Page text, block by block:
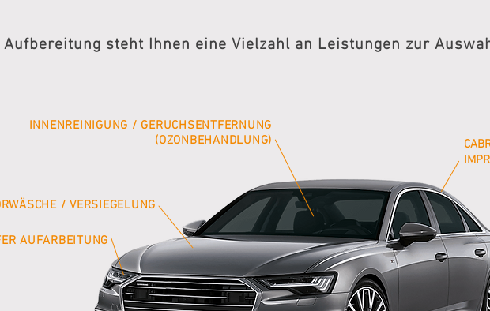
steht Ihnen eine Vielzahl an Leistungen zur
INNENREINIGUNG / GERUCHSENTFERNUNG
(OZONBEHANDLUNG)
/ VERSIEGELUNG
AUFARBEITUNG